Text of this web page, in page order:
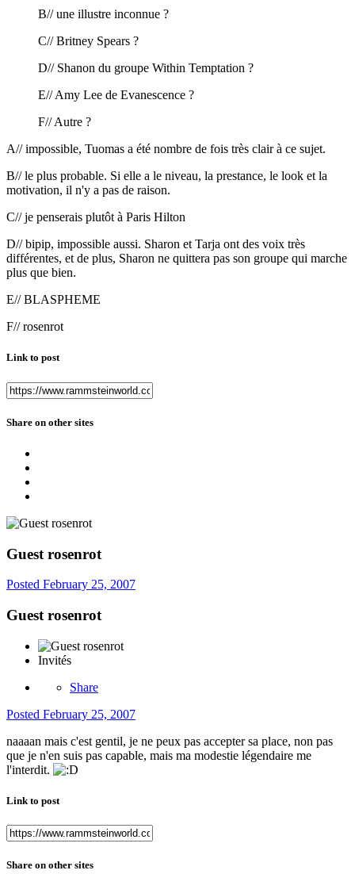
B// une illustre inconnue ?
C// Britney Spears ?
D// Shanon du groupe Within Temptation ?
E// Amy Lee de Evanescence ?
F// Autre ?
A// impossible, Tuomas a été nombre de fois très clair à ce sujet.
B// le plus probable. Si elle a le niveau, la prestance, le look et la
motivation, il n'y a pas de raison.
C// je penserais plutôt à Paris Hilton
D// bipip, impossible aussi. Sharon et Tarja ont des voix très
différentes, et de plus, Sharon ne quittera pas son groupe qui marche
plus que bien.
E// BLASPHEME
F// rosenrot
Link to post
Share on other sites
Guest rosenrot
Posted February 25, 2007
Guest rosenrot
Invités
Share
Posted February 25, 2007
naaaan mais c'est gentil, je ne peux pas accepter sa place, non pas
que je n'en suis pas capable, mais ma modestie légendaire me
l'interdit.
Link to post
Share on other sites